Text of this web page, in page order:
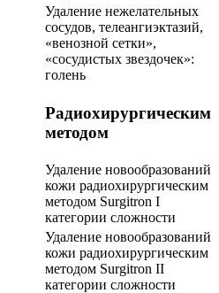
Удаление нежелательных
сосудов, телеангиэктазий,
«венозной сетки»,
«сосудистых звездочек»:
голень
Радиохирургическим
методом
Удаление новообразований
кожи радиохирургическим
методом Surgitron I
категории сложности
Удаление новообразований
кожи радиохирургическим
методом Surgitron II
категории сложности